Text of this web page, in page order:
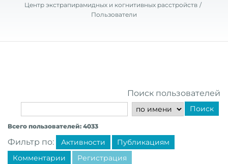
Центр экстрапирамидных и когнитивных расстройств
Пользователи
Поиск пользователей
Поиск
Всего пользователей: 4033
Фильтр по: Активности
Публикациям
Комментарии
Регистрация